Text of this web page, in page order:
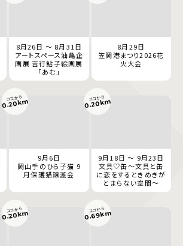
8月26日 ～ 8月31日
アートスペース油亀企
画展 吉行鮎子絵画展
「あむ」
8月29日
笠岡港まつり2026花
火大会
9月6日
岡山手のひら子猫 9
月保護猫譲渡会
ココから
0.20km
9月18日 ～ 9月23日
文具♡缶～文具と缶
に恋をするときめきが
とまらない空間～
ココから
0.20km
ココから
0.20km ココから
0.69km